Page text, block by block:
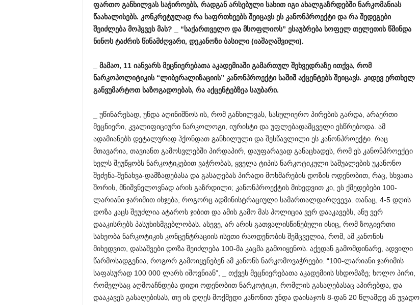
ფართო განხილვას საჭიროებს, რადგან არსებული სახით იგი ახალგაზრდებში ნარკომანიას
წაახალისებს. კონკრეტულად რა საფრთხეებს შეიცავს ეს კანონპროექტი და რა შედეგები
შეიძლება მოჰყვეს მას? _ “საქართველო და მსოფლიოს” ესაუბრება სოფელ თელეთის წმინდა
ნინოს ტაძრის წინამძღვარი, დეკანოზი ბასილი(იაშაღაშვილი).
მამაო, 11 იანვარს მეცნიერებათა აკადემიაში გამართულ შეხვედრაზე ითქვა, რომ
ნარკოპოლიტიკის“ლიბერალიზაციის” კანონპროექტი საშიშ აქცენტებს შეიცავს. კიდევ ერთხელ
განვუმარტოთ საზოგადოებას, რა აქცენტებზეა საუბარი.
_ უწინარესად, უნდა აღინიშნოს ის, რომ განხილვას, სასულიერო პირების გარდა, არაერთი
მეცნიერი, კვალიფიციური ნარკოლოგი, იურისტი და უფლებადამცველი ესწრებოდა. ამ
ადამიანებს დეტალურად ჰქონდათ განხილული და შესწავლილი ეს კანონპროექტი. რაც
მთავარია, თავიანთ გამოსვლებში პირდაპირ, დაუფარავად განაცხადეს, რომ ეს კანონპროექტი
ხელს შეუწყობს ნარკოტიკებით ვაჭრობას, ყველა ტიპის ნარკოტიკული საშუალების უკანონო
შეძენა-შენახვა-დამზადებასა და გასაღებას პირადი მოხმარების დოზის ოდენობით, რაც, სხვათა
შორის, მნიშვნელოვნად არის გაზრდილი; კანონპროექტის მიხედვით კი, ეს ქმედებები 100-
ლარიანი ჯარიმით ისჯება, როგორც ადმინისტრაციული სამართალდარღვევა. თანაც, 4-5 დღის
დოზა კაცს შეუძლია ატაროს ჯიბით და ამის გამო მას პოლიცია ვერ დააკავებს, ანუ ვერ
დააკისრებს პასუხისმგებლობას. ასევე, არ არის გათვალისწინებული ისიც, რომ ზოგიერთი
სახეობა ნარკოტიკის კონცენტრაციის ისეთი რაოდენობის შემცველია, რომ, ამ კანონის
მიხედვით, დასაშვები დოზა შეიძლება 100-მა კაცმა გამოიყენოს. აქედან გამომდინარე, ადვილი
წარმოსადგენია, როგორ გამოიყენებენ ამ კანონს ნარკომოვაჭრეები: “100-ლარიანი ჯარიმის
საფასურად 100 000 ლარს იშოვნიან”, _ თქვეს მეცნიერებათა აკადემიის სხდომაზე; ხოლო პირი,
რომელსაც აღმოაჩნდება დიდი ოდენობით ნარკოტიკი, რომლის გასაღებასაც აპირებდა, და
დააკავეს გასაღებისას, თუ ის დღეს მოქმედი კანონით უნდა დაისაჯოს 8-დან 20 წლამდე ან უვადო